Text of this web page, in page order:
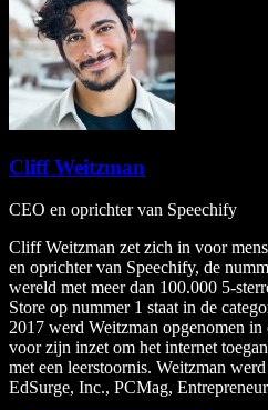
Cliff Weitzman
CEO en oprichter van Speechify
Cliff Weitzman zet zich in voor
en oprichter van Speechify, de
wereld met meer dan 100.000 5-
Store op nummer 1 staat in de
2017 werd Weitzman opgenomen
voor zijn inzet om het internet
met een leerstoornis. Weitzman
EdSurge, Inc., PCMag,